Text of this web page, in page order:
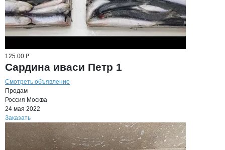
125.00 ₽
Сардина иваси Петр 1
Смотреть объявление
Продам
Россия Москва
24 мая 2022
Заказать